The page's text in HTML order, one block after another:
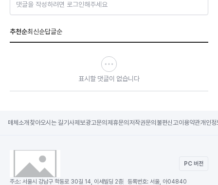
댓글을 작성하려면 로그인해주세요
추천순최신순답글순
표시할 댓글이 없습니다
매체소개 찾아오시는 길기사제보광고문의 제휴문의 저작권문의 불편신고이용약관개인정
PC 버전
주소: 서울시 강남구 학동로 30길 14, 이세빌딩 2층 등록번호: 서울, 아04840